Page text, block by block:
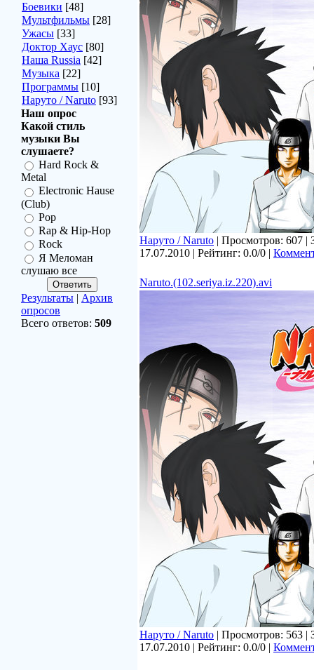
Боевики [48]
Мультфильмы [28]
Ужасы [33]
Доктор Хаус [80]
Наша Russia [42]
Музыка [22]
Программы [10]
Наруто / Naruto [93]
Наш опрос
Какой стиль
музыки Вы
слушаете?
Hard Rock &
Metal
Electronic Hause
(Club)
Pop
Rap & Hip-Hop
Rock
Я Меломан
слушаю все
Результаты | Архив
опросов
Всего ответов: 509
Наруто / Naruto | Просмотров: 607 |
17.07.2010 | Рейтинг: 0.0/0 |
Naruto.(102.seriya.iz.220).avi
Наруто / Naruto | Просмотров: 563 |
17.07.2010 | Рейтинг: 0.0/0 |